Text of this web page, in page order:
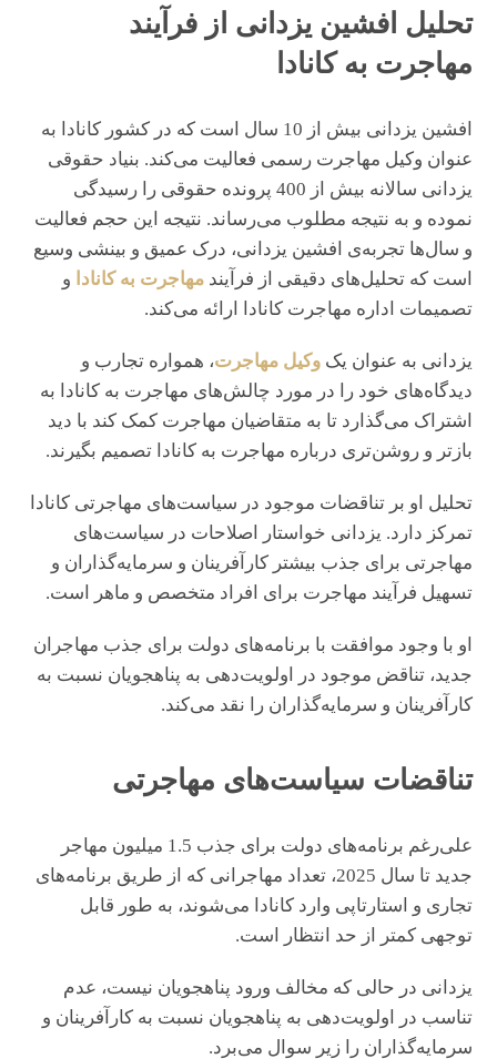
تحلیل افشین یزدانی از فرآیند
مهاجرت به کانادا
افشین یزدانی بیش از 10 سال است که در کشور کانادا به
عنوان وکیل مهاجرت رسمی فعالیت می‌کند. بنیاد حقوقی
یزدانی سالانه بیش از 400 پرونده حقوقی را رسیدگی
نموده و به نتیجه مطلوب می‌رساند. نتیجه این حجم فعالیت
و سال‌ها تجربه‌ی افشین یزدانی، درک عمیق و بینشی وسیع
است که تحلیل‌های دقیقی از فرآیندمهاجرت به کانادا و
تصمیمات اداره مهاجرت کانادا ارائه می‌کند.
یزدانی به عنوان یکوکیل مهاجرت، همواره تجارب و
دیدگاه‌های خود را در مورد چالش‌های مهاجرت به کانادا به
اشتراک می‌گذارد تا به متقاضیان مهاجرت کمک کند با دید
بازتر و روشن‌تری درباره مهاجرت به کانادا تصمیم بگیرند.
تحلیل او بر تناقضات موجود در سیاست‌های مهاجرتی کانادا
تمرکز دارد. یزدانی خواستار اصلاحات در سیاست‌های
مهاجرتی برای جذب بیشتر کارآفرینان و سرمایه‌گذاران و
تسهیل فرآیند مهاجرت برای افراد متخصص و ماهر است.
او با وجود موافقت با برنامه‌های دولت برای جذب مهاجران
جدید، تناقض موجود در اولویت‌دهی به پناهجویان نسبت به
کارآفرینان و سرمایه‌گذاران را نقد می‌کند.
تناقضات سیاست‌های مهاجرتی
علی‌رغم برنامه‌های دولت برای جذب 1.5 میلیون مهاجر
جدید تا سال 2025، تعداد مهاجرانی که از طریق برنامه‌های
تجاری و استارتاپی وارد کانادا می‌شوند، به طور قابل
توجهی کمتر از حد انتظار است.
یزدانی در حالی که مخالف ورود پناهجویان نیست، عدم
تناسب در اولویت‌دهی به پناهجویان نسبت به کارآفرینان و
سرمایه‌گذاران را زیر سوال می‌برد.